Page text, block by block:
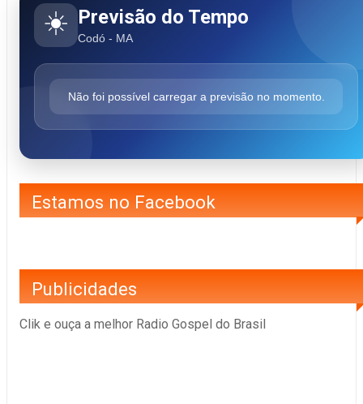
☀️ Previsão do Tempo
Codó - MA
Não foi possível carregar a previsão no momento.
Estamos no Facebook
Publicidades
Clik e ouça a melhor Radio Gospel do Brasil